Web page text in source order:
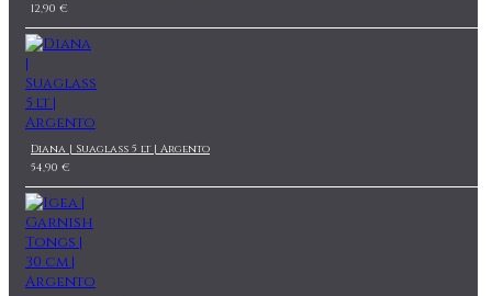
12,90 €
Diana | Suaglass 5 lt | Argento
54,90 €